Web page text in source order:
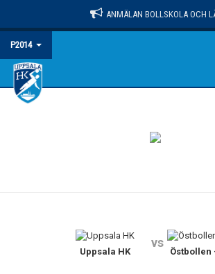
ANMÄLAN BOLLSKOLA OCH
P2014
HEM
Uppsala HK
vs
Östbollen